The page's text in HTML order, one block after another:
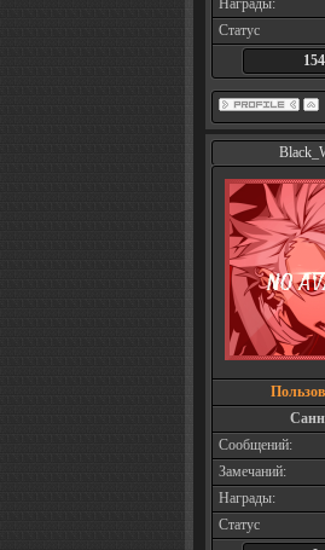
Награды:
Статус
154
Сообщений:
Замечаний:
Награды:
Статус